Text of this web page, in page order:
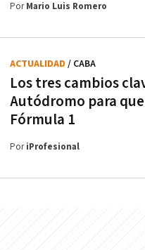
PorMario Luis Romero
Los tres cambios
Autódromo para
Fórmula 1
ACTUALIDAD / CABA
PoriProfesional